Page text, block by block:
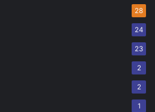
28
24
23
2
2
1